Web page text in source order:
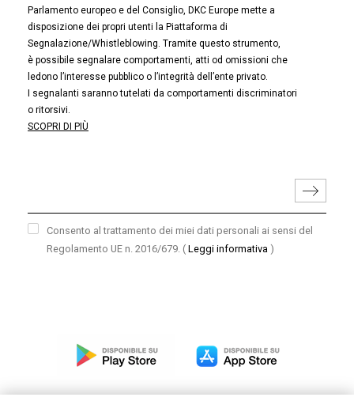
Parlamento europeo e del Consiglio, DKC Europe mette a
disposizione dei propri utenti la Piattaforma di
Segnalazione/Whistleblowing. Tramite questo strumento,
è possibile segnalare comportamenti, atti od omissioni che
ledono l’interesse pubblico o l’integrità dell’ente privato.
I segnalanti saranno tutelati da comportamenti discriminatori
o ritorsivi.
SCOPRI DI PIÙ
Consento al trattamento dei miei dati personali ai sensi del
Regolamento UE n. 2016/679. ( Leggi informativa )